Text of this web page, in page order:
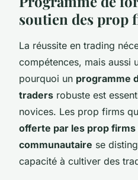
soutien des prop
La réussite en trading
compétences, mais aussi
pourquoi un programme
traders robuste est
novices. Les prop firms
offerte par les prop firms
communautaire se
capacité à cultiver des